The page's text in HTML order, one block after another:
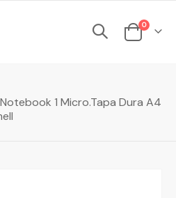
Cesta
0elements
1 Micro.Tapa Dura A4